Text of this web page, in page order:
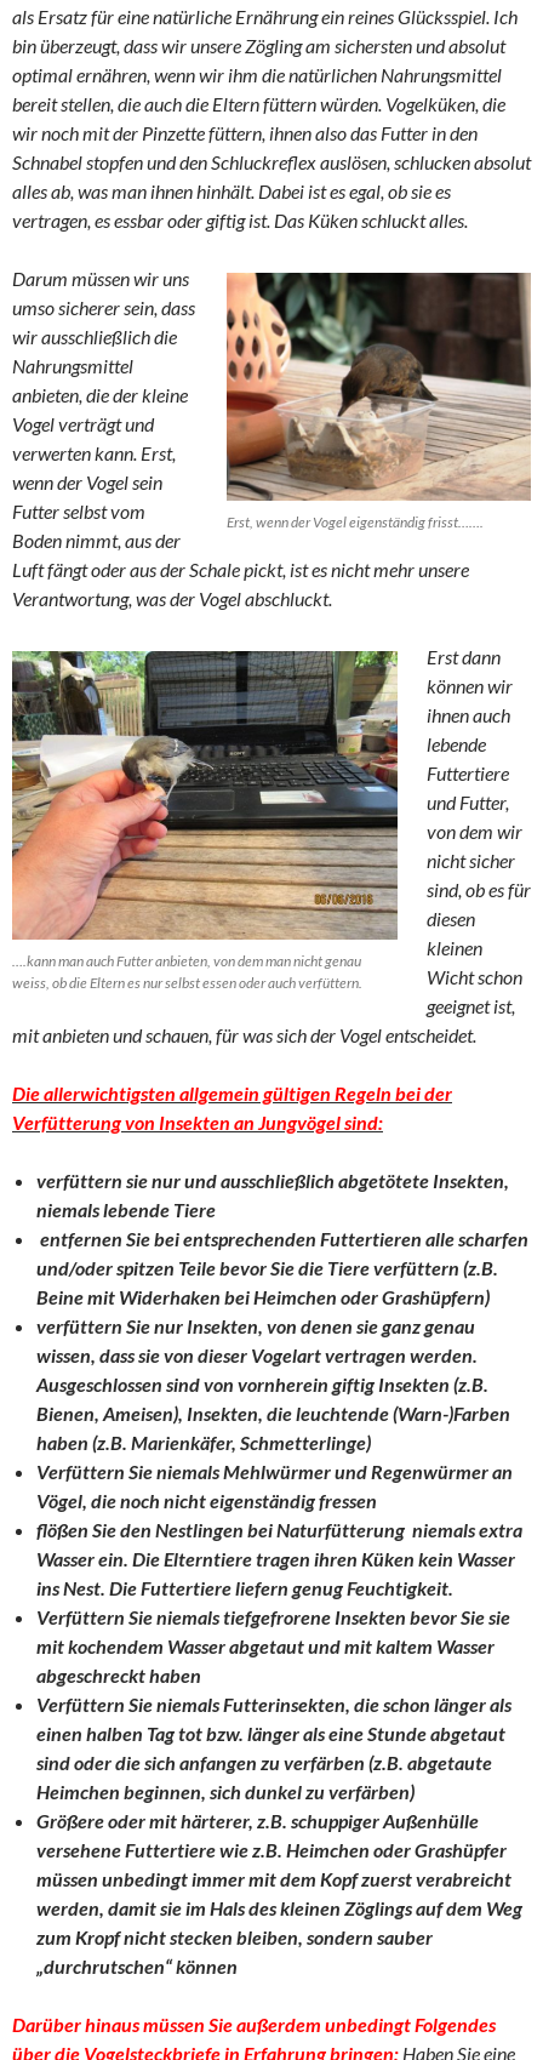
als Ersatz für eine natürliche Ernährung ein reines Glücksspiel. Ich
bin überzeugt, dass wir unsere Zögling am sichersten und absolut
optimal ernähren, wenn wir ihm die natürlichen Nahrungsmittel
bereit stellen, die auch die Eltern füttern würden. Vogelküken, die
wir noch mit der Pinzette füttern, ihnen also das Futter in den
Schnabel stopfen und den Schluckreflex auslösen, schlucken absolut
alles ab, was man ihnen hinhält. Dabei ist es egal, ob sie es
vertragen, es essbar oder giftig ist. Das Küken schluckt alles.
Erst, wenn der Vogel eigenständig frisst…….
Darum müssen wir uns
umso sicherer sein, dass
wir ausschließlich die
Nahrungsmittel
anbieten, die der kleine
Vogel verträgt und
verwerten kann. Erst,
wenn der Vogel sein
Futter selbst vom
Boden nimmt, aus der
Luft fängt oder aus der Schale pickt, ist es nicht mehr unsere
Verantwortung, was der Vogel abschluckt.
….kann man auch Futter anbieten, von dem man nicht genau
weiss, ob die Eltern es nur selbst essen oder auch verfüttern.
Erst dann
können wir
ihnen auch
lebende
Futtertiere
und Futter,
von dem wir
nicht sicher
sind, ob es für
diesen
kleinen
Wicht schon
geeignet ist,
mit anbieten und schauen, für was sich der Vogel entscheidet.
Die allerwichtigsten allgemein gültigen Regeln bei der
Verfütterungvon Insekten an Jungvögel sind:
verfüttern sie nur und ausschließlich abgetötete Insekten,
niemals lebende Tiere
entfernen Sie bei entsprechenden Futtertieren alle scharfen
und/oder spitzen Teile bevor Sie die Tiere verfüttern (z.B.
Beine mit Widerhaken bei Heimchen oder Grashüpfern)
verfüttern Sie nur Insekten, von denen sie ganz genau
wissen, dass sie von dieser Vogelart vertragen werden.
Ausgeschlossen sind von vornherein giftig Insekten (z.B.
Bienen, Ameisen), Insekten, dieleuchtende (Warn-)Farben
haben (z.B. Marienkäfer, Schmetterlinge)
Verfüttern Sie niemals Mehlwürmer und Regenwürmer an
Vögel, die noch nicht eigenständig fressen
flößen Sie den Nestlingen bei Naturfütterung niemals extra
Wasser ein. Die Elterntiere tragen ihren Küken kein Wasser
ins Nest. Die Futtertiere liefern genug Feuchtigkeit.
Verfüttern Sie niemals tiefgefrorene Insekten bevor Sie sie
mit kochendem Wasser abgetaut und mit kaltem Wasser
abgeschreckt haben
Verfüttern Sie niemals Futterinsekten, die schon länger als
einen halben Tag tot bzw. länger als eine Stunde abgetaut
sind oder die sich anfangen zu verfärben (z.B. abgetaute
Heimchen beginnen, sich dunkel zu verfärben)
Größere oder mit härterer, z.B. schuppiger Außenhülle
versehene Futtertiere wie z.B. Heimchen oder Grashüpfer
müssen unbedingt immer mit dem Kopf zuerst verabreicht
werden, damit sie im Hals des kleinen Zöglings auf dem Weg
zum Kropf nicht stecken bleiben, sondern sauber
„durchrutschen“ können
Darüber hinaus müssen Sie außerdem unbedingt Folgendes
überdie Vogelsteckbriefe in Erfahrung bringen: Haben Sie eine